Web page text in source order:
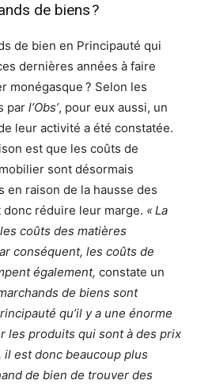
de biens ?
de bien en Principauté qui
dernières années à faire
monégasque ? Selon les
par l’Obs’, pour eux aussi, un
leur activité a été constatée.
est que les coûts de
sont désormais
en raison de la hausse des
donc réduire leur marge. « La
coûts des matières
conséquent, les coûts de
également, constate un
de biens sont
qu’il y a une énorme
les produits qui sont à des prix
il est donc beaucoup plus
de bien de trouver des